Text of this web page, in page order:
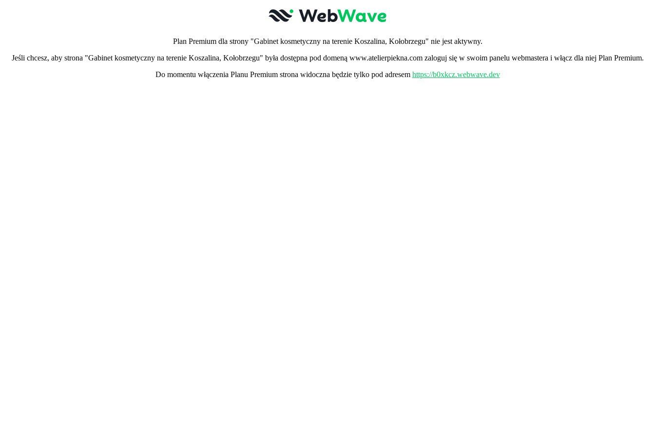
Plan Premium dla strony "Gabinet kosmetyczny na terenie Koszalina, Kołobrzegu" nie jest aktywny.
Jeśli chcesz, aby strona "Gabinet kosmetyczny na terenie Koszalina, Kołobrzegu" była dostępna pod domeną www.atelierpiekna.com zaloguj się w swoim panelu webmastera i włącz dla niej Plan Premium.
Do momentu włączenia Planu Premium strona widoczna będzie tylko pod adresem https://b0xkcz.webwave.dev